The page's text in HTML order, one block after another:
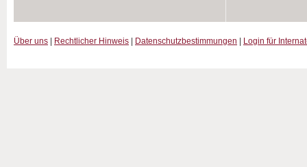
Über uns Rechtlicher Hinweis Datenschutzbestimmungen Login für